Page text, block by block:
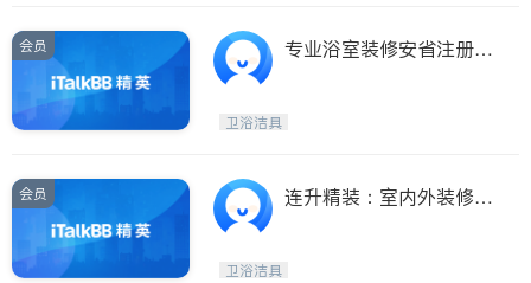
会员
专业浴室装修安省注册有
卫浴洁具
会员
连升精装：室内外装修专
卫浴洁具